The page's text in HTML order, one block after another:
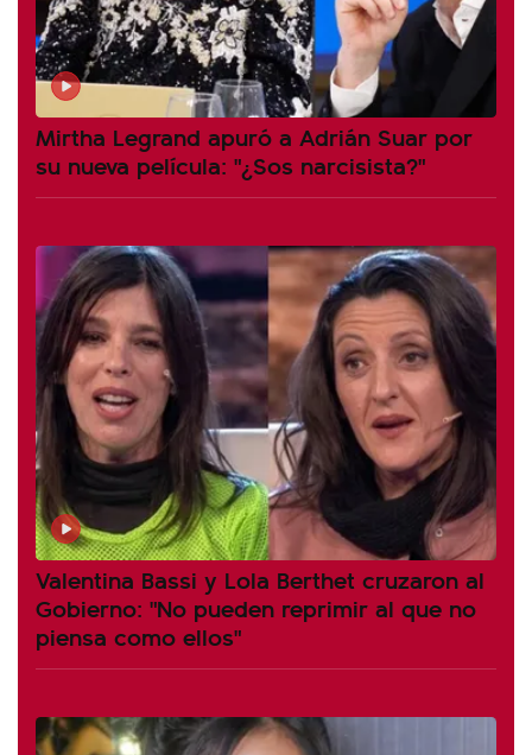
Mirtha Legrand apuró a Adrián Suar por
su nueva película: "¿Sos narcisista?"
Valentina Bassi y Lola Berthet cruzaron al
Gobierno: "No pueden reprimir al que no
piensa como ellos"